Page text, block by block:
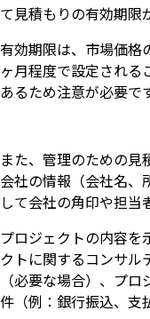
て見積もりの有効期限
有効期限は、市場価格
ヶ月程度で設定される
あるため注意が必要で
また、管理のための
会社の情報（会社名、
して会社の角印や担当
プロジェクトの内容を
クトに関するコンサル
（必要な場合）、プ
件（例：銀行振込、支